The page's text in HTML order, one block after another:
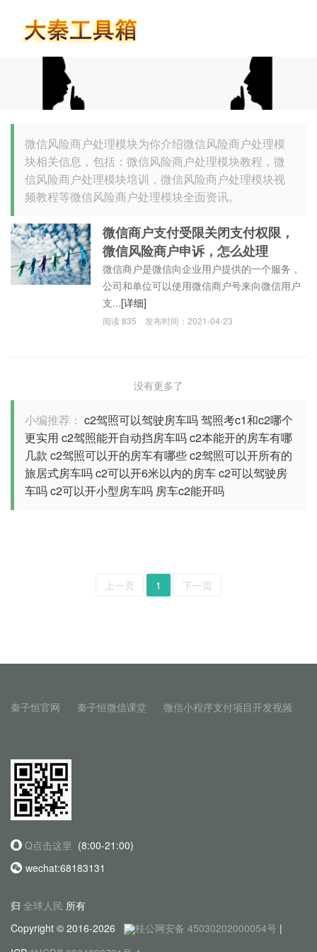
微信风险商户处理模块为你介绍微信风险商户处理模
块相关信息，包括：微信风险商户处理模块教程，微
信风险商户处理模块培训，微信风险商户处理模块视
频教程等微信风险商户处理模块全面资讯。
微信商户支付受限关闭支付权限，
微信风险商户申诉，怎么处理
微信商户是微信向企业用户提供的一个服务，
公司和单位可以使用微信商户号来向微信用户
支...[详细]
阅读835 发布时间：2021-04-23
没有更多了
小编推荐： c2驾照可以驾驶房车吗驾照考c1和c2哪个
更实用 c2驾照能开自动挡房车吗c2本能开的房车有哪
几款 c2驾照可以开的房车有哪些c2驾照可以开所有的
旅居式房车吗c2可以开6米以内的房车c2可以驾驶房
车吗c2可以开小型房车吗 房车c2能开吗
上一页 1 下一页
秦子恒官网 秦子恒微信课堂 微信小程序支付项目开发视频
Q点击这里 (8:00-21:00)
wechat:68183131
归 全球人民 所有
Copyright © 2016-2026
桂公网安备 45030202000054号 |